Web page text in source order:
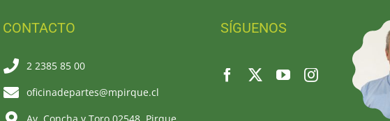
CONTACTO
2 2385 85 00
oficinadepartes@mpirque.cl
SÍGUENOS